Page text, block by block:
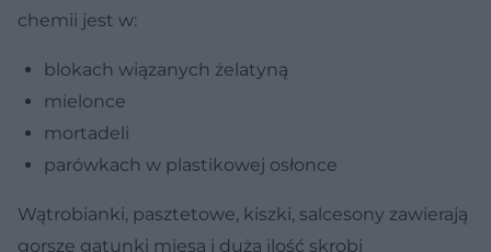
chemii jest w:
blokach wiązanych żelatyną
mielonce
mortadeli
parówkach w plastikowej osłonce
Wątrobianki, pasztetowe, kiszki, salcesony zawierają
gorsze gatunki mięsa i dużą ilość skrobi